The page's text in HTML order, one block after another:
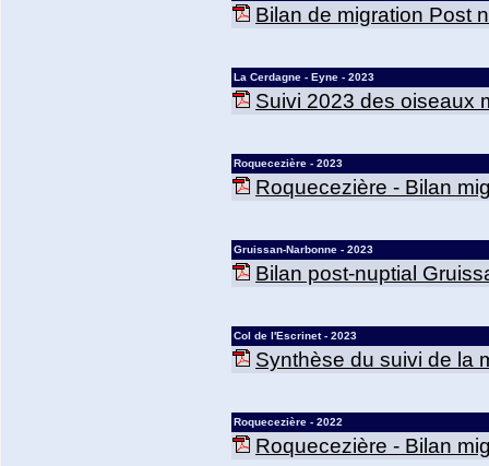
Bilan de migration Post
La Cerdagne - Eyne - 2023
Suivi 2023 des oiseaux
Roquecezière - 2023
Roquecezière - Bilan
Gruissan-Narbonne - 2023
Bilan post-nuptial
Col de l'Escrinet - 2023
Synthèse du suivi de la
Roquecezière - 2022
Roquecezière - Bilan